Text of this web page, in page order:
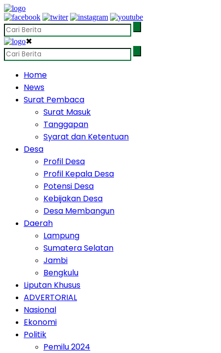
✖
Home
News
Surat Pembaca
Surat Masuk
Tanggapan
Syarat dan Ketentuan
Desa
Profil Desa
Profil Kepala Desa
Potensi Desa
Kebijakan Desa
Desa Membangun
Daerah
Lampung
Sumatera Selatan
Jambi
Bengkulu
Liputan Khusus
ADVERTORIAL
Nasional
Ekonomi
Politik
Pemilu 2024